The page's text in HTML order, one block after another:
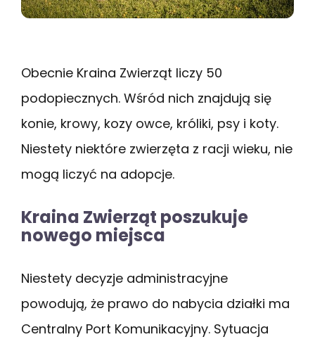
Obecnie Kraina Zwierząt liczy 50
podopiecznych. Wśród nich znajdują się
konie, krowy, kozy owce, króliki, psy i koty.
Niestety niektóre zwierzęta z racji wieku, nie
mogą liczyć na adopcje.
Kraina Zwierząt poszukuje
nowego miejsca
Niestety decyzje administracyjne
powodują, że prawo do nabycia działki ma
Centralny Port Komunikacyjny. Sytuacja